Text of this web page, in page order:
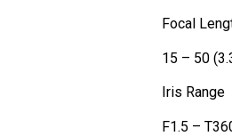
Focal
15 – 50
Iris Range
F1.5 –